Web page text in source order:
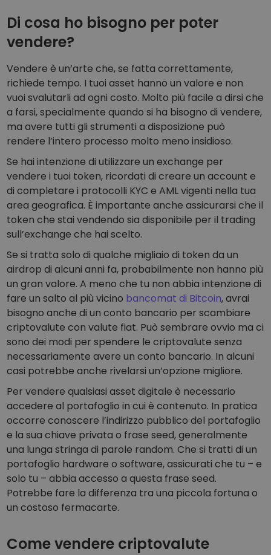
Di cosa ho bisogno per poter
vendere?
Vendere è un’arte che, se fatta correttamente,
richiede tempo. I tuoi asset hanno un valore e non
vuoi svalutarli ad ogni costo. Molto più facile a dirsi che
a farsi, specialmente quando si ha bisogno di vendere,
ma avere tutti gli strumenti a disposizione può
rendere l’intero processo molto meno insidioso.
Se hai intenzione di utilizzare un exchange per
vendere i tuoi token, ricordati di creare un account e
di completare i protocolli KYC e AML vigenti nella tua
area geografica. È importante anche assicurarsi che il
token che stai vendendo sia disponibile per il trading
sull’exchange che hai scelto.
Se si tratta solo di qualche migliaio di token da un
airdrop di alcuni anni fa, probabilmente non hanno più
un gran valore. A meno che tu non abbia intenzione di
fare un salto al più vicino bancomat di Bitcoin, avrai
bisogno anche di un conto bancario per scambiare
criptovalute con valute fiat. Può sembrare ovvio ma ci
sono dei modi per spendere le criptovalute senza
necessariamente avere un conto bancario. In alcuni
casi potrebbe anche rivelarsi un’opzione migliore.
Per vendere qualsiasi asset digitale è necessario
accedere al portafoglio in cui è contenuto. In pratica
occorre conoscere l’indirizzo pubblico del portafoglio
e la sua chiave privata o frase seed, generalmente
una lunga stringa di parole random. Che si tratti di un
portafoglio hardware o software, assicurati che tu – e
solo tu – abbia accesso a questa frase seed.
Potrebbe fare la differenza tra una piccola fortuna o
un costoso fermacarte.
Come vendere criptovalute